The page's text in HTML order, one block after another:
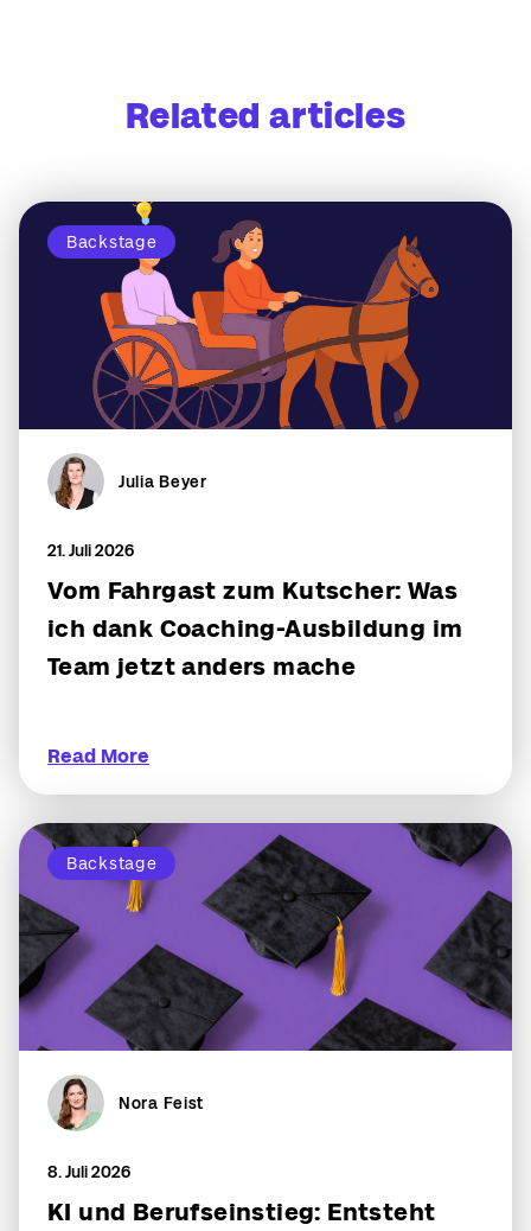
Related articles
Backstage
Julia Beyer
21. Juli 2026
Vom Fahrgast zum Kutscher: Was
ich dank Coaching-Ausbildung im
Team jetzt anders mache
Read More
Backstage
Nora Feist
8. Juli 2026
KI und Berufseinstieg: Entsteht